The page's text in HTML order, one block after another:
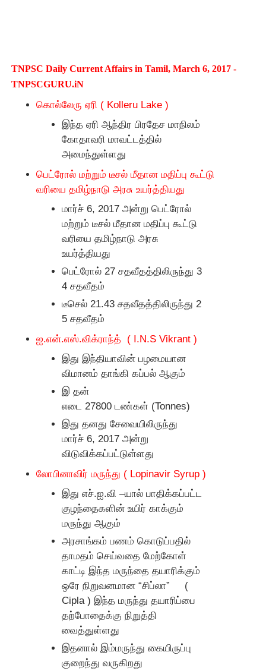
TNPSC Daily Current Affairs in Tamil, March 6, 2017 -
TNPSCGURU.iN
கொல்லேரு ஏரி ( Kolleru Lake )
இந்த ஏரி ஆந்திர பிரதேச மாநிலம்
கோதாவரி மாவட்டத்தில்
அமைந்துள்ளது
பெட்ரோல் மற்றும் டீசல் மீதான மதிப்பு கூட்டு
வரியை தமிழ்நாடு அரசு உயர்த்தியது
மார்ச் 6, 2017 அன்று பெட்ரோல்
மற்றும் டீசல் மீதான மதிப்பு கூட்டு
வரியை தமிழ்நாடு அரசு
உயர்த்தியது
பெட்ரோல் 27 சதவீதத்திலிருந்து 3
4சதவீதம்
டீசெல் 21.43 சதவீதத்திலிருந்து 2
5சதவீதம்
ஐ.என்.எஸ்.விக்ராந்த்
( I.N.S Vikrant )
இது இந்தியாவின் பழமையான
விமானம் தாங்கி கப்பல் ஆகும்
இ தன்
எடை 27800 டண்கள் (Tonnes)
இது தனது சேவையிலிருந்து
மார்ச் 6, 2017 அன்று
விடுவிக்கப்பட்டுள்ளது
லோபினாவிர் மருந்து ( Lopinavir Syrup )
இது எச்.ஐ.வி –யால் பாதிக்கப்பட்ட
குழந்தைகளின் உயிர் காக்கும்
மருந்து ஆகும்
அரசாங்கம் பணம் கொடுப்பதில்
தாமதம் செய்வதை மேற்கோள்
காட்டி இந்த மருந்தை தயாரிக்கும்
ஒரே நிறுவனமான “சிப்லா”
(
Cipla ) இந்த மருந்து தயாரிப்பை
தற்போதைக்கு நிறுத்தி
வைத்துள்ளது
இதனால் இம்மருந்து கையிருப்பு
குறைந்து வருகிறது